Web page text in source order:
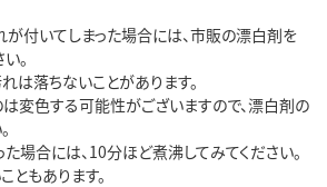
が付いてしまった場合には、市販の漂白剤を
。
は落ちないことがあります。
変色する可能性がございますので、漂白剤の
場合には、10分ほど煮沸してみてください。
ともあります。